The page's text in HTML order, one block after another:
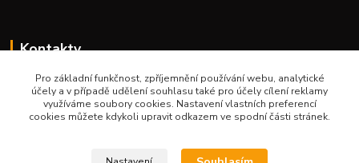
Kontakty
+420 775 954 963
9:00-12:00-13:00-16:00
Pro základní funkčnost, zpříjemnění používání webu, analytické
účely a v případě udělení souhlasu také pro účely cílení reklamy
využíváme soubory cookies. Nastavení vlastních preferencí
cookies můžete kdykoli upravit odkazem ve spodní části stránek.